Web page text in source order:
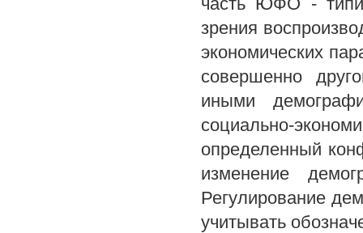
зрения
экономических
совершенно
иными
социально-
определенный
изменение
Регулирование
учитывать